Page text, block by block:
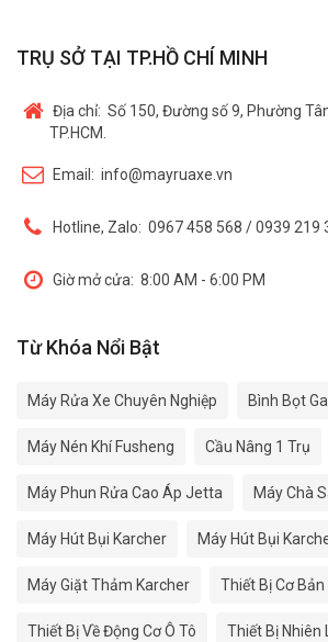
TRỤ SỞ TẠI TP.HỒ CHÍ MINH
Địa chỉ: Số 150, Đường số 9, Phường
TP.HCM.
Email: info@mayruaxe.vn
Hotline, Zalo: 0967 458 568 / 0939 219
Giờ mở cửa: 8:00 AM - 6:00 PM
Từ Khóa Nổi Bật
Máy Rửa Xe Chuyên Nghiệp Bình Bọt
Máy Nén Khí Fusheng Cầu Nâng 1 Trụ
Máy Phun Rửa Cao Áp Jetta Máy Chà
Máy Hút Bụi Karcher Máy Hút Bụi
Máy Giặt Thảm Karcher Thiết Bị Cơ Bản
Thiết Bị Về Động Cơ Ô Tô Thiết Bị Nhiên